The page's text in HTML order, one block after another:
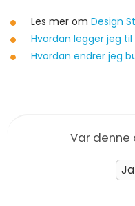
Les mer om Design
Hvordan legger jeg
Hvordan endrer jeg
Var denne
Ja